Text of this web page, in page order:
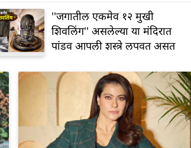
''जगातील एकमेव १२ मुखी
शिवलिंग'' असलेल्या या मंदिरात
पांडव आपली शस्त्रे लपवत असत